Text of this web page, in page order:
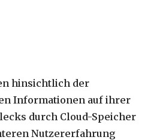
hinsichtlich der
Informationen auf ihrer
durch Cloud-Speicher
Nutzererfahrung